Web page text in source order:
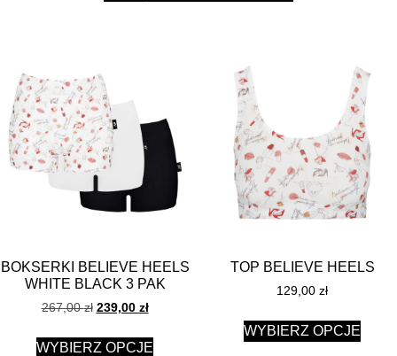
BOKSERKI BELIEVE HEELS
WHITE BLACK 3 PAK
267,00zł 239,00 zł
WYBIERZ OPCJE
TOP BELIEVE HEELS
129,00 zł
WYBIERZ OPCJE